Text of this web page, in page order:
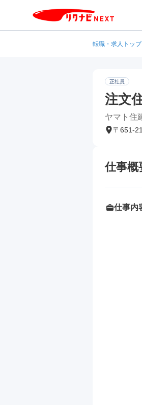
転職・求人トップ
正社員
注文
ヤマト住
〒651-
仕事概
仕事内